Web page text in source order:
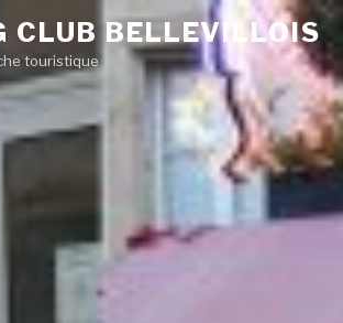
CLUB BELLEVILLOIS
touristique